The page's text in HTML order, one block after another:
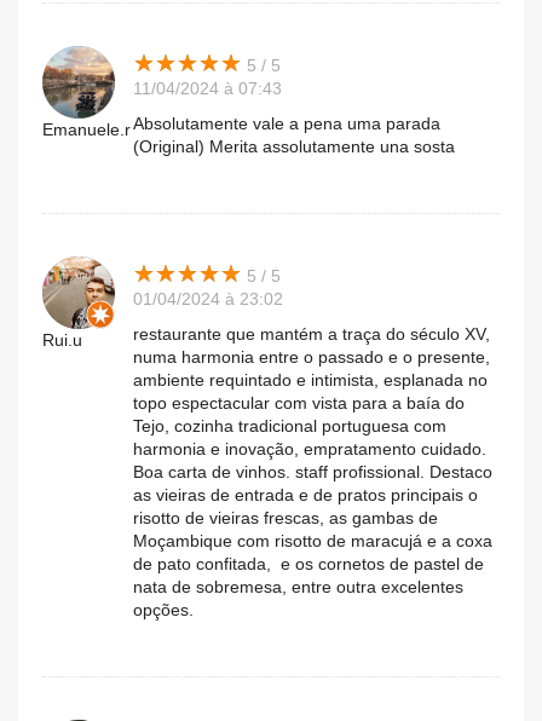
Emanuele.r
★★★★★
★★★★★ 5 / 5
11/04/2024 à 07:43
Absolutamente vale a pena uma parada
(Original) Merita assolutamente una sosta
Rui.u
★★★★★
★★★★★ 5 / 5
01/04/2024 à 23:02
restaurante que mantém a traça do século XV,
numa harmonia entre o passado e o presente,
ambiente requintado e intimista, esplanada no
topo espectacular com vista para a baía do
Tejo, cozinha tradicional portuguesa com
harmonia e inovação, empratamento cuidado.
Boa carta de vinhos. staff profissional. Destaco
as vieiras de entrada e de pratos principais o
risotto de vieiras frescas, as gambas de
Moçambique com risotto de maracujá e a coxa
de pato confitada, e os cornetos de pastel de
nata de sobremesa, entre outra excelentes
opções.